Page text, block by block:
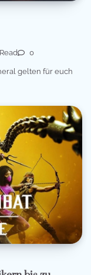
0
gelten für euch